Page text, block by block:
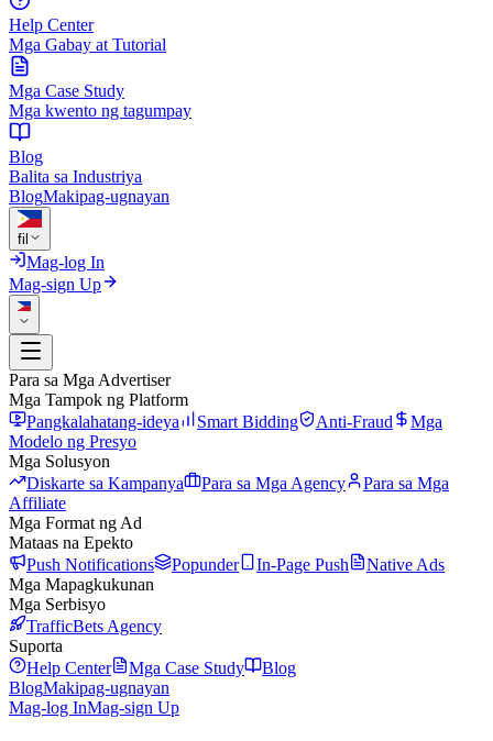
Help Center
Mga Gabay at Tutorial
Mga Case Study
Mga kwento ng tagumpay
Blog
Balita sa Industriya
BlogMakipag-ugnayan
fil
Mag-log In
Mag-sign Up
Para sa Mga Advertiser
Mga Tampok ng Platform
Pangkalahatang-ideya
Smart Bidding Anti-Fraud
Mga
Modelo ng Presyo
Mga Solusyon
Diskarte sa Kampanya
Para sa Mga Agency
Para sa Mga
Affiliate
Mga Format ng Ad
Mataas na Epekto
Push Notifications
Popunder In-Page Push
Native Ads
Mga Mapagkukunan
Mga Serbisyo
TrafficBets Agency
Suporta
Help Center
Mga Case Study
Blog
BlogMakipag-ugnayan
Mag-log InMag-sign Up